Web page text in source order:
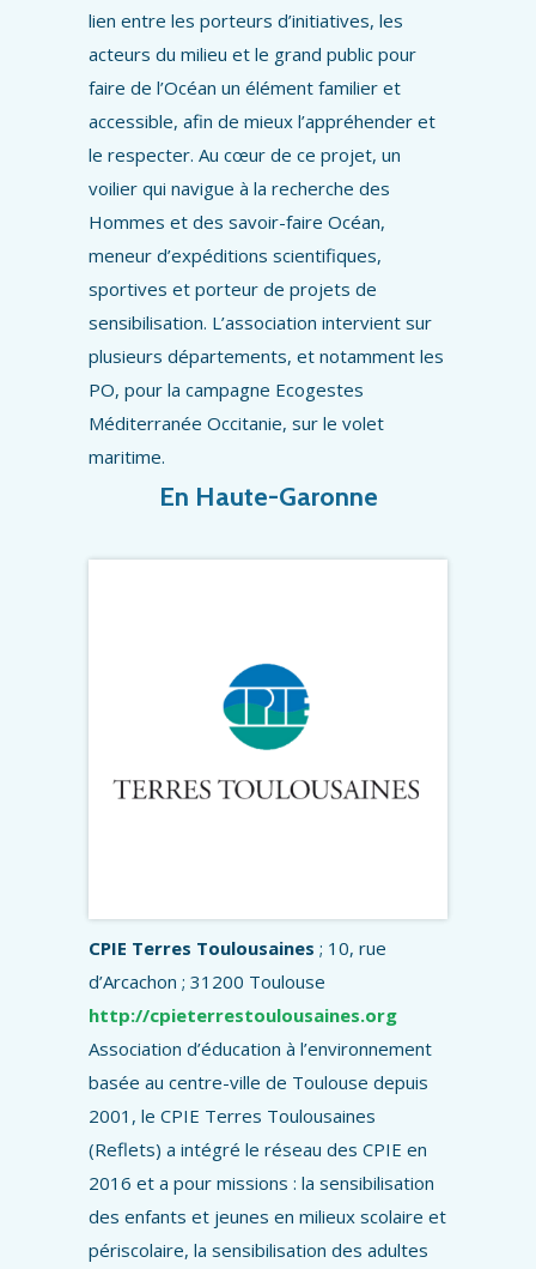
lien entre les porteurs d’initiatives, les
acteurs du milieu et le grand public pour
faire de l’Océan un élément familier et
accessible, afin de mieux l’appréhender et
le respecter. Au cœur de ce projet, un
voilier qui navigue à la recherche des
Hommes et des savoir-faire Océan,
meneur d’expéditions scientifiques,
sportives et porteur de projets de
sensibilisation. L’association intervient sur
plusieurs départements, et notamment les
PO, pour la campagne Ecogestes
Méditerranée Occitanie, sur le volet
maritime.
En Haute-Garonne
CPIE Terres Toulousaines ; 10, rue
d’Arcachon ; 31200 Toulouse
http://cpieterrestoulousaines.org
Association d’éducation à l’environnement
basée au centre-ville de Toulouse depuis
2001, le CPIE Terres Toulousaines
(Reflets) a intégré le réseau des CPIE en
2016 et a pour missions : la sensibilisation
des enfants et jeunes en milieux scolaire et
périscolaire, la sensibilisation des adultes